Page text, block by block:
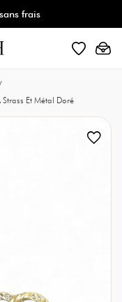
frais
Et Métal Doré